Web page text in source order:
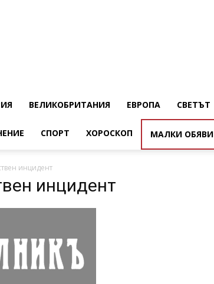
ВЕЛИКОБРИТАНИЯ ЕВРОПА СВЕТЪТ
СПОРТ ХОРОСКОП МАЛКИ ОБЯВИ
инцидент
инцидент